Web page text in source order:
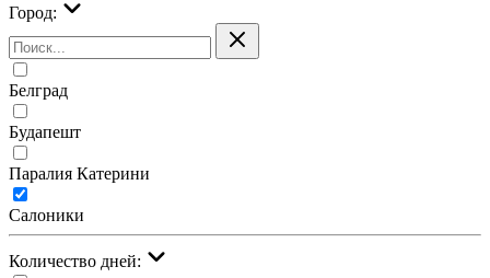
Город:
Белград
Будапешт
Паралия Катерини
Салоники
Количество дней: